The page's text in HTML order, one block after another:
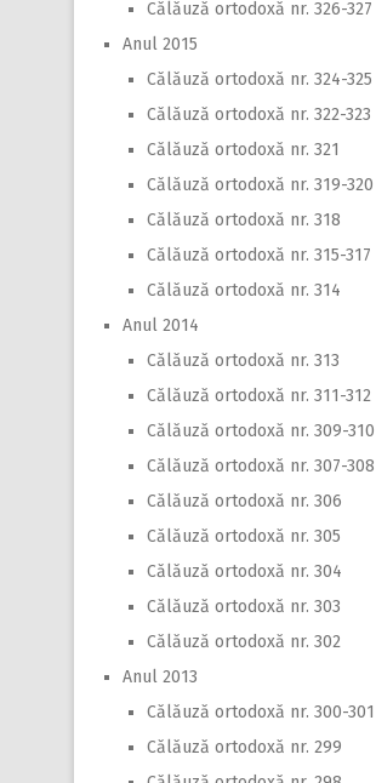
Călăuză ortodoxă nr. 326-327
Anul 2015
Călăuză ortodoxă nr. 324-325
Călăuză ortodoxă nr. 322-323
Călăuză ortodoxă nr. 321
Călăuză ortodoxă nr. 319-320
Călăuză ortodoxă nr. 318
Călăuză ortodoxă nr. 315-317
Călăuză ortodoxă nr. 314
Anul 2014
Călăuză ortodoxă nr. 313
Călăuză ortodoxă nr. 311-312
Călăuză ortodoxă nr. 309-310
Călăuză ortodoxă nr. 307-308
Călăuză ortodoxă nr. 306
Călăuză ortodoxă nr. 305
Călăuză ortodoxă nr. 304
Călăuză ortodoxă nr. 303
Călăuză ortodoxă nr. 302
Anul 2013
Călăuză ortodoxă nr. 300-301
Călăuză ortodoxă nr. 299